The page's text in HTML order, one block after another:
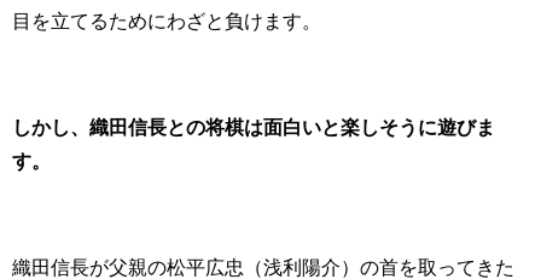
目を立てるためにわざと負けます。
しかし、織田信長との将棋は面白いと楽しそうに遊びま
す。
織田信長が父親の松平広忠（浅利陽介）の首を取ってきた